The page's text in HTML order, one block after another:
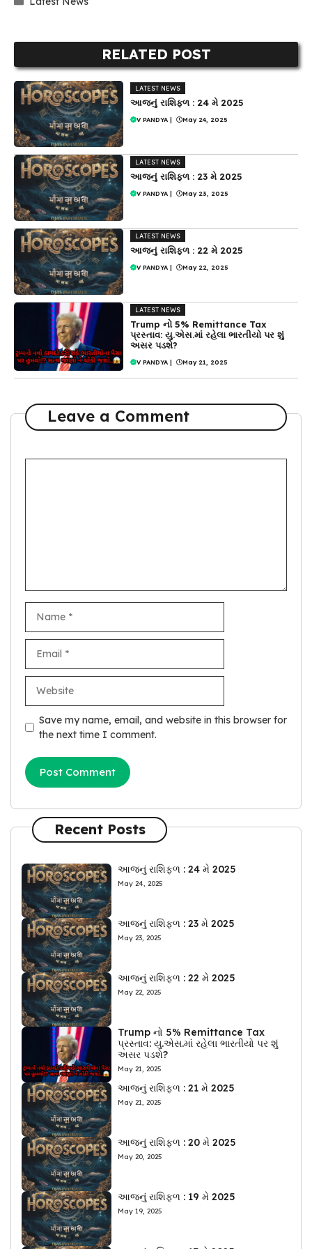
RELATED POST
LATEST NEWS
આજનું રાશિફળ : 24 મે 2025
V PANDYA | May 24, 2025
LATEST NEWS
આજનું રાશિફળ : 23 મે 2025
V PANDYA | May 23, 2025
LATEST NEWS
આજનું રાશિફળ : 22 મે 2025
V PANDYA | May 22, 2025
LATEST NEWS
Trump નો 5% Remittance Tax
પ્રસ્તાવ: યુ.એસ.માં રહેલા ભારતીયો પર શું
અસર પડશે?
V PANDYA | May 21, 2025
Leave a Comment
Save my name, email, and website in this browser for
the next time I comment.
Recent Posts
આજનું રાશિફળ : 24 મે 2025
May 24, 2025
આજનું રાશિફળ : 23 મે 2025
May 23, 2025
આજનું રાશિફળ : 22 મે 2025
May 22, 2025
Trump નો 5% Remittance Tax
પ્રસ્તાવ: યુ.એસ.માં રહેલા ભારતીયો પર શું
અસર પડશે?
May 21, 2025
આજનું રાશિફળ : 21 મે 2025
May 21, 2025
આજનું રાશિફળ : 20 મે 2025
May 20, 2025
આજનું રાશિફળ : 19 મે 2025
May 19, 2025